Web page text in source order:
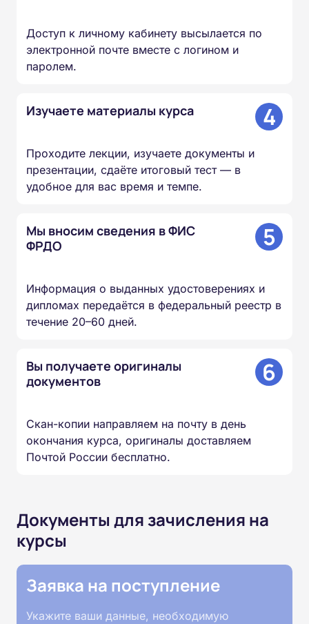
Доступ к личному кабинету высылается по
электронной почте вместе с логином и
паролем.
Изучаете материалы курса 4
Проходите лекции, изучаете документы и
презентации, сдаёте итоговый тест — в
удобное для вас время и темпе.
Мы вносим сведения в ФИС
ФРДО
5
Информация о выданных удостоверениях и
дипломах передаётся в федеральный реестр в
течение 20–60 дней.
Вы получаете оригиналы
документов
6
Скан-копии направляем на почту в день
окончания курса, оригиналы доставляем
Почтой России бесплатно.
Документы для зачисления на
курсы
Заявка на поступление
Укажите ваши данные, необходимую